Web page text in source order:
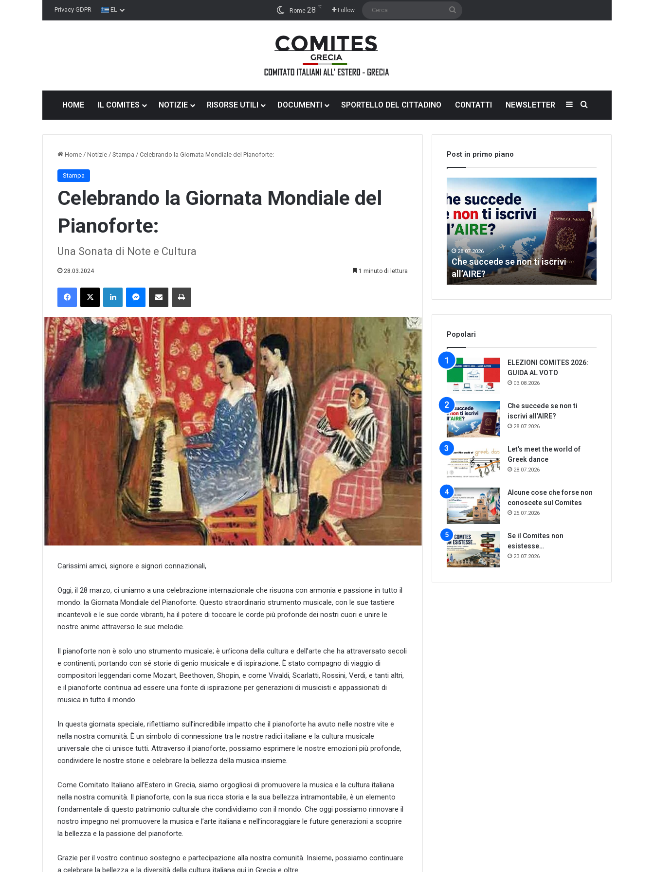
Privacy GDPR EL Rome 28 ℃ Follow Cerca
HOME IL COMITES NOTIZIE RISORSE UTILI DOCUMENTI SPORTELLO DEL CITTADINO CONTATTI NEWSLETTER SidebarCerca
Home / Notizie / Stampa / Celebrando la Giornata Mondiale del Pianoforte:
Stampa
Celebrando la Giornata Mondiale del
Pianoforte:
Una Sonata di Note e Cultura
28.03.2024 1 minuto di lettura
Facebook
X LinkedInMessenger
Condividi via email Print
Carissimi amici, signore e signori connazionali,
Oggi, il 28 marzo, ci uniamo a una celebrazione internazionale che risuona con armonia e passione in tutto il
mondo: la Giornata Mondiale del Pianoforte. Questo straordinario strumento musicale, con le sue tastiere
incantevoli e le sue corde vibranti, ha il potere di toccare le corde più profonde dei nostri cuori e unire le
nostre anime attraverso le sue melodie.
Il pianoforte non è solo uno strumento musicale; è un’icona della cultura e dell’arte che ha attraversato secoli
e continenti, portando con sé storie di genio musicale e di ispirazione. È stato compagno di viaggio di
compositori leggendari come Mozart, Beethoven, Shopin, e come Vivaldi, Scarlatti, Rossini, Verdi, e tanti altri,
e il pianoforte continua ad essere una fonte di ispirazione per generazioni di musicisti e appassionati di
musica in tutto il mondo.
In questa giornata speciale, riflettiamo sull’incredibile impatto che il pianoforte ha avuto nelle nostre vite e
nella nostra comunità. È un simbolo di connessione tra le nostre radici italiane e la cultura musicale
universale che ci unisce tutti. Attraverso il pianoforte, possiamo esprimere le nostre emozioni più profonde,
condividere le nostre storie e celebrare la bellezza della musica insieme.
Come Comitato Italiano all’Estero in Grecia, siamo orgogliosi di promuovere la musica e la cultura italiana
nella nostra comunità. Il pianoforte, con la sua ricca storia e la sua bellezza intramontabile, è un elemento
fondamentale di questo patrimonio culturale che condividiamo con il mondo. Che oggi possiamo rinnovare il
nostro impegno nel promuovere la musica e l’arte italiana e nell’incoraggiare le future generazioni a scoprire
la bellezza e la passione del pianoforte.
Grazie per il vostro continuo sostegno e partecipazione alla nostra comunità. Insieme, possiamo continuare
a celebrare la bellezza e la diversità della cultura italiana qui in Grecia e oltre.
Post in primo piano
il
Comites
esistesse…
COMITES
2026:
Che
succede
se
non
ti
iscrivi
all’AIRE?
28.07.2026
Che succede se non ti iscrivi
all’AIRE?
the
of
dance
Popolari
ELEZIONI COMITES 2026:
GUIDA AL VOTO
03.08.2026
Che succede se non ti
iscrivi all’AIRE?
28.07.2026
Let’s meet the world of
Greek dance
28.07.2026
Alcune cose che forse non
conoscete sul Comites
25.07.2026
Se il Comites non
esistesse…
23.07.2026